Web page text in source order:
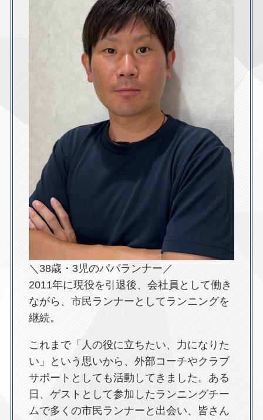
＼38歳・3児のパパランナー／
2011年に現役を引退後、会社員として働き
ながら、市民ランナーとしてランニングを
継続。
これまで「人の役に立ちたい、力になりた
い」という思いから、外部コーチやクラブ
サポートとしても活動してきました。ある
日、ゲストとして参加したランニングチー
ムで多くの市民ランナーと出会い、皆さん